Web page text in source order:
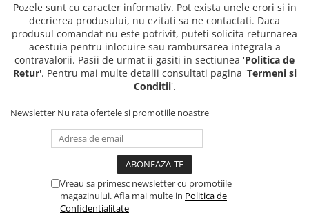
Pozele sunt cu caracter informativ. Pot exista unele erori si in
decrierea produsului, nu ezitati sa ne contactati. Daca
produsul comandat nu este potrivit, puteti solicita returnarea
acestuia pentru inlocuire sau rambursarea integrala a
contravalorii. Pasii de urmat ii gasiti in sectiunea 'Politica de
Retur'. Pentru mai multe detalii consultati pagina 'Termeni si
Conditii'.
Newsletter Nu rata ofertele si promotiile noastre
Vreau sa primesc newsletter cu promotiile
magazinului. Afla mai multe in Politica de
Confidentialitate